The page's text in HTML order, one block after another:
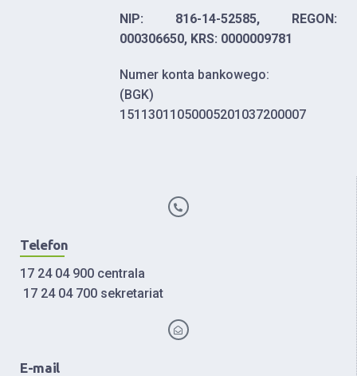
NIP: 816-14-52585, REGON:
000306650, KRS: 0000009781
Numer konta bankowego:
(BGK)
15113011050005201037200007
Telefon
17 24 04 900 centrala
17 24 04 700 sekretariat
E-mail